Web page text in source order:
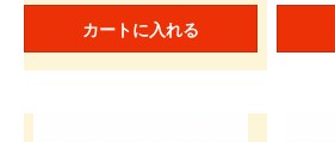
カートに入れる